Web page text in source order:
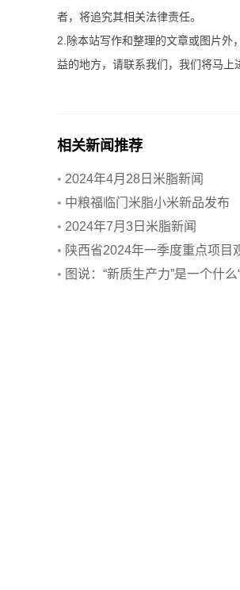
者，将追究其相关法律责任。
2.除本站写作和整理的文章或图片外
益的地方，请联系我们，我们将马上
相关新闻推荐
• 2024年4月28日米脂新闻
• 中粮福临门米脂小米新品发布
• 2024年7月3日米脂新闻
• 陕西省2024年一季度重点项目
• 图说：“新质生产力”是一个什么